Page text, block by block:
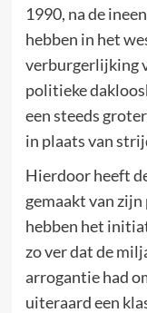
1990, na de
hebben in het
verburgerlijking
politieke
een steeds
in plaats van
Hierdoor heeft
gemaakt van
hebben het
zo ver dat de
arrogantie had
uiteraard een